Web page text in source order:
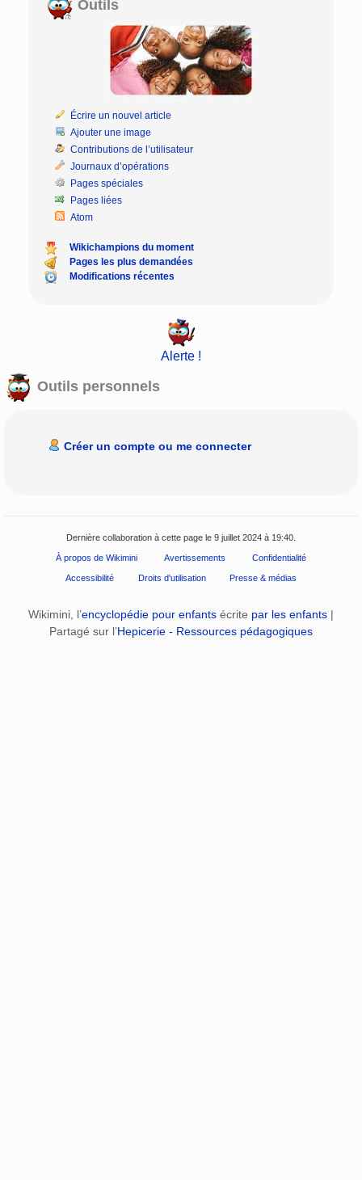
Outils
Écrire un nouvel article
Ajouter une image
Contributions de l’utilisateur
Journaux d’opérations
Pages spéciales
Pages liées
Atom
Wikichampions du moment
Pages les plus demandées
Modifications récentes
Alerte !
Outils personnels
Créer un compte ou me connecter
Dernière collaboration à cette page le 9 juillet 2024 à 19:40.
À propos de Wikimini Avertissements Confidentialité
Accessibilité Droits d'utilisation Presse & médias
Wikimini, l’encyclopédie pour enfants écrite par les enfants |
Partagé sur l’Hepicerie - Ressources pédagogiques